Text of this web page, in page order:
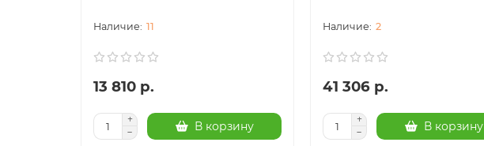
11
13 810 р.
В корзину
2
41 306 р.
В корзину